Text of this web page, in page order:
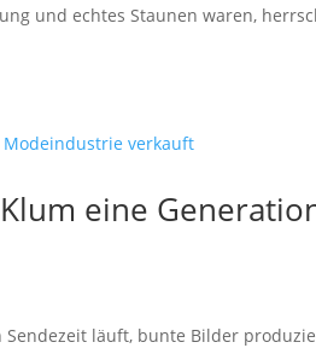
und echtes Staunen waren,
eine
Sendezeit läuft, bunte Bilder